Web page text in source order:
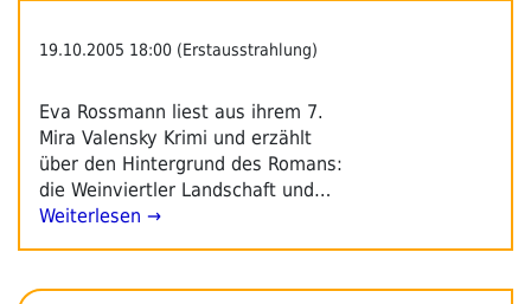
19.10.2005 18:00 (Erstausstrahlung)
Eva Rossmann liest aus ihrem 7.
Mira Valensky Krimi und erzählt
über den Hintergrund des Romans:
die Weinviertler Landschaft und…
Weiterlesen →